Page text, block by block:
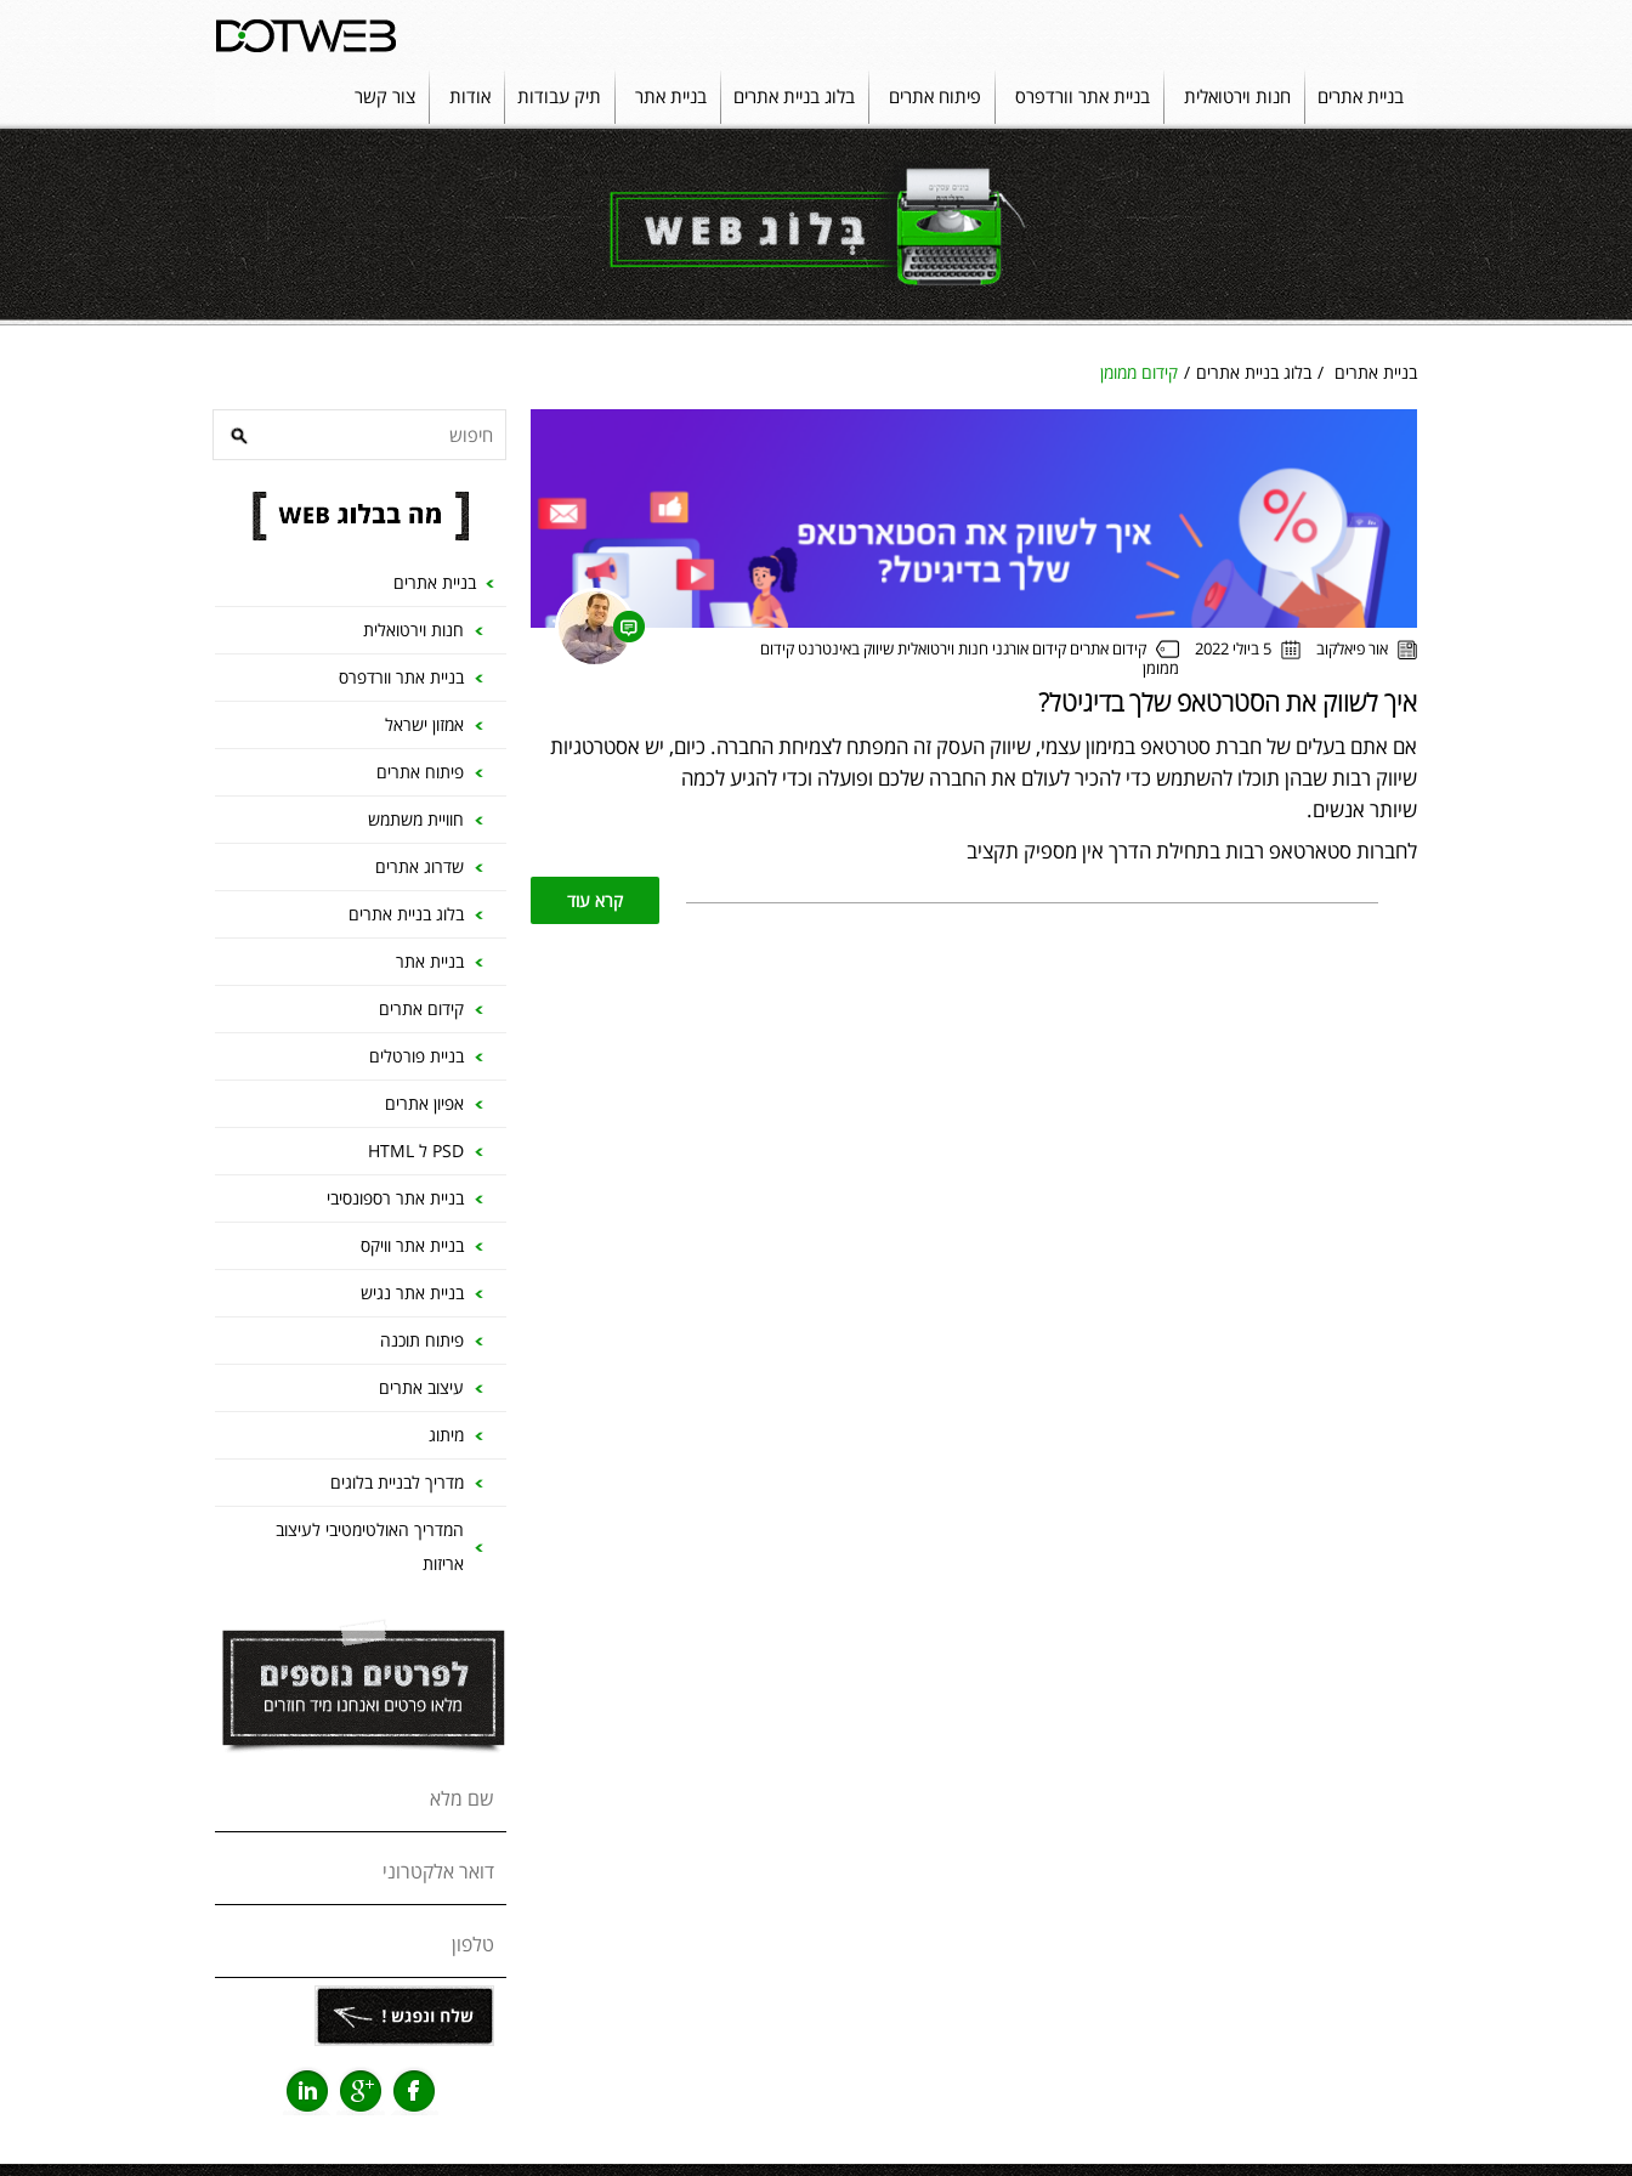
בניית אתרים חנות וירטואלית בניית אתר וורדפרס פיתוח אתרים בלוג בניית אתרים בניית אתר תיק עבודות אודות צור קשר
בניית אתרים בלוג בניית אתרים קידום ממומן
בניית אתרים
חנות וירטואלית
בניית אתר וורדפרס
אמזון ישראל
פיתוח אתרים
חוויית משתמש
שדרוג אתרים
בלוג בניית אתרים
בניית אתר
קידום אתרים
בניית פורטלים
אפיון אתרים
PSD ל HTML
בניית אתר רספונסיבי
בניית אתר וויקס
בניית אתר נגיש
פיתוח תוכנה
עיצוב אתרים
מיתוג
מדריך לבניית בלוגים
המדריך האולטימטיבי לעיצוב
אריזות
שם מלא
דואר אלקטרוני
טלפון
אור פיאלקוב 5 ביולי 2022 קידום אתרים קידום אורגני חנות וירטואליתשיווק באינטרנט קידום
ממומן
איך לשווק את הסטרטאפ שלך בדיגיטל?
אם אתם בעלים של חברת סטרטאפ במימון עצמי, שיווק העסק זה המפתח לצמיחת החברה. כיום, יש אסטרטגיות
שיווק רבות שבהן תוכלו להשתמש כדי להכיר לעולם את החברה שלכם ופועלה וכדי להגיע לכמה
שיותר אנשים.
לחברות סטארטאפ רבות בתחילת הדרך אין מספיק תקציב
קרא עוד